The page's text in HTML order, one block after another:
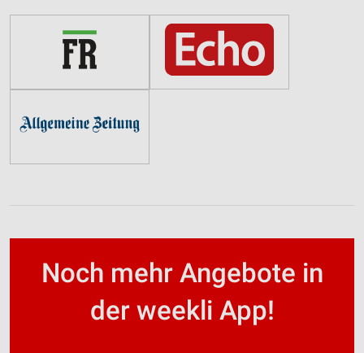
Noch mehr Angebote in
der weekli App!